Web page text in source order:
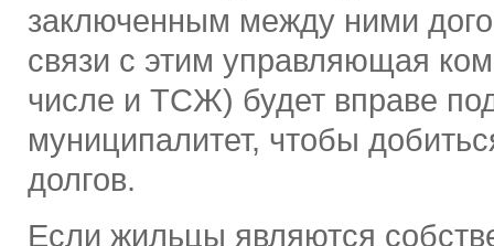
заключенным между ними
связи с этим управляющая
числе и ТСЖ) будет вправе
муниципалитет, чтобы
долгов.
Если жильцы являются